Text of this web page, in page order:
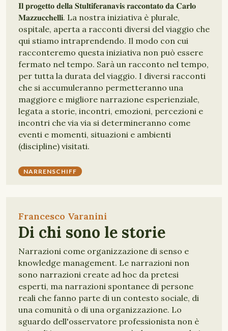
𝐈𝐥 𝐩𝐫𝐨𝐠𝐞𝐭𝐭𝐨 𝐝𝐞𝐥𝐥𝐚 𝐒𝐭𝐮𝐥𝐭𝐢𝐟𝐞𝐫𝐚𝐧𝐚𝐯𝐢𝐬 𝐫𝐚𝐜𝐜𝐨𝐧𝐭𝐚𝐭𝐨 𝐝𝐚 𝐂𝐚𝐫𝐥𝐨
𝐌𝐚𝐳𝐳𝐮𝐜𝐜𝐡𝐞𝐥𝐥𝐢. La nostra iniziativa è plurale,
ospitale, aperta a racconti diversi del viaggio che
qui stiamo intraprendendo. Il modo con cui
racconteremo questa iniziativa non può essere
fermato nel tempo. Sarà un racconto nel tempo,
per tutta la durata del viaggio. I diversi racconti
che si accumuleranno permetteranno una
maggiore e migliore narrazione esperienziale,
legata a storie, incontri, emozioni, percezioni e
incontri che via via si determineranno come
eventi e momenti, situazioni e ambienti
(discipline) visitati.
NARRENSCHIFF
Francesco Varanini
Di chi sono le storie
Narrazioni come organizzazione di senso e
knowledge management. Le narrazioni non
sono narrazioni create ad hoc da pretesi
esperti, ma narrazioni spontanee di persone
reali che fanno parte di un contesto sociale, di
una comunità o di una organizzazione. Lo
sguardo dell'osservatore professionista non è